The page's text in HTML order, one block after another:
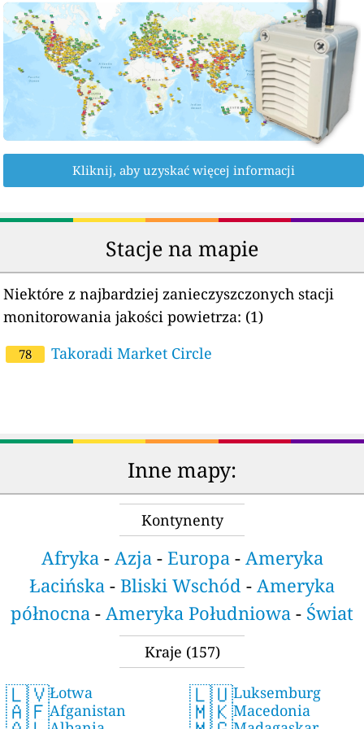
Kliknij, aby uzyskać więcej informacji
Stacje na mapie
Niektóre z najbardziej zanieczyszczonych stacji
monitorowania jakości powietrza: (1)
78 Takoradi Market Circle
Inne mapy:
Kontynenty
Afryka- Azja- Europa- Ameryka
Łacińska - Bliski Wschód - Ameryka
północna - Ameryka Południowa - Świat
Kraje (157)
🇱🇻Łotwa
🇦🇫Afganistan
🇱🇺Luksemburg
🇲🇰Macedonia